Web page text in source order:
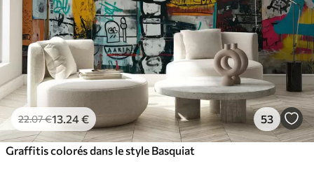
22.07€13 .24€ 53
Graffitis colorés dans le style Basquiat